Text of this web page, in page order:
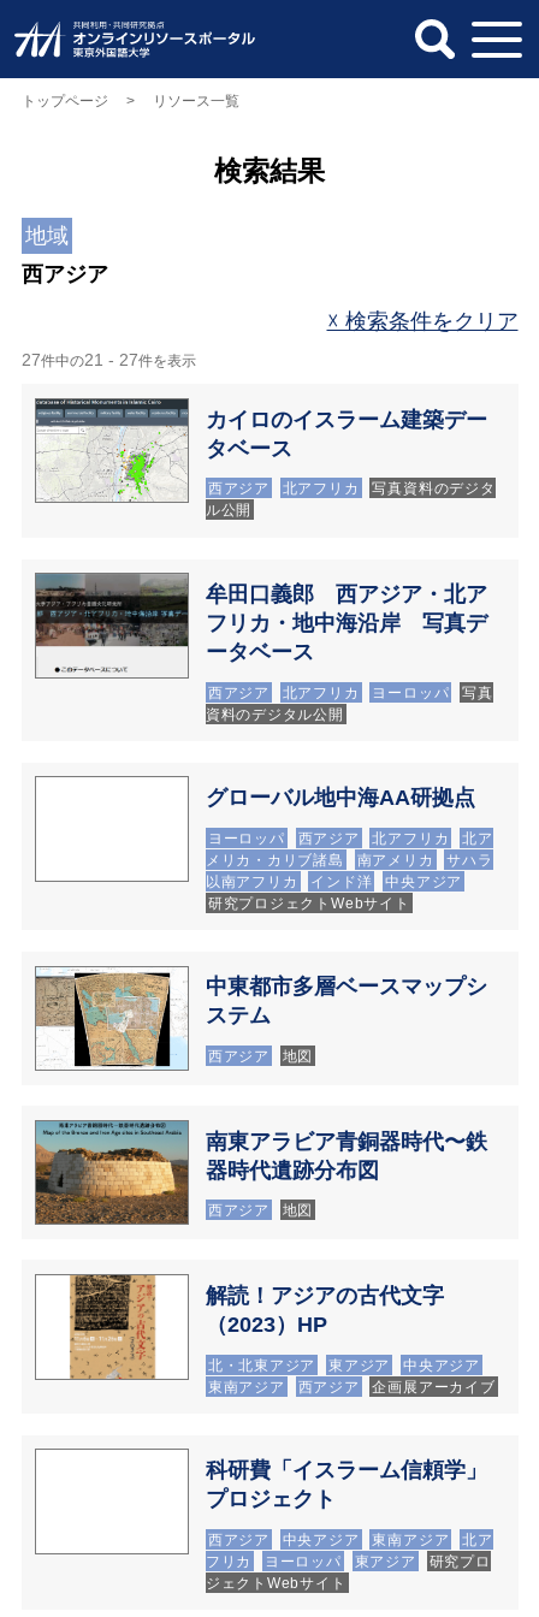
トップページ > リソース一覧
検索結果
地域
西アジア
☓ 検索条件をクリア
27件中の21 - 27件を表示
カイロのイスラーム建築デー
タベース
西アジア 北アフリカ
写真資料のデジタ
ル公開
牟田口義郎 西アジア・北ア
フリカ・地中海沿岸 写真デ
ータベース
西アジア 北アフリカ ヨーロッパ
写真
資料のデジタル公開
グローバル地中海AA研拠点
ヨーロッパ 西アジア 北アフリカ
北ア
メリカ・カリブ諸島
南アメリカ
サハラ
以南アフリカ
インド洋
研究プロジェクトWebサイト
中東都市多層ベースマップシ
ステム
西アジア 地図
南東アラビア青銅器時代〜鉄
器時代遺跡分布図
西アジア 地図
解読！アジアの古代文字
（2023）HP
北・北東アジア 東アジア
中央アジア
東南アジア
西アジア 企画展アーカイブ
科研費「イスラーム信頼学」
プロジェクト
西アジア 中央アジア 東南アジア
北ア
フリカ
ヨーロッパ 東アジア
研究プロ
ジェクトWebサイト